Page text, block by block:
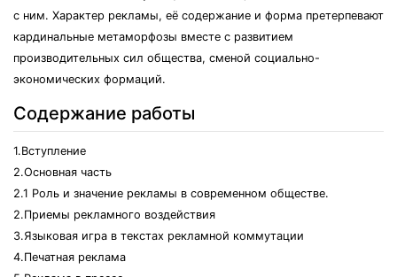
с ним. Характер рекламы, её содержание и форма претерпевают
кардинальные метаморфозы вместе с развитием
производительных сил общества, сменой социально-
экономических формаций.
Содержание работы
1.Вступление
2.Основная часть
2.1 Роль и значение рекламы в современном обществе.
2.Приемы рекламного воздействия
3.Языковая игра в текстах рекламной коммутации
4.Печатная реклама